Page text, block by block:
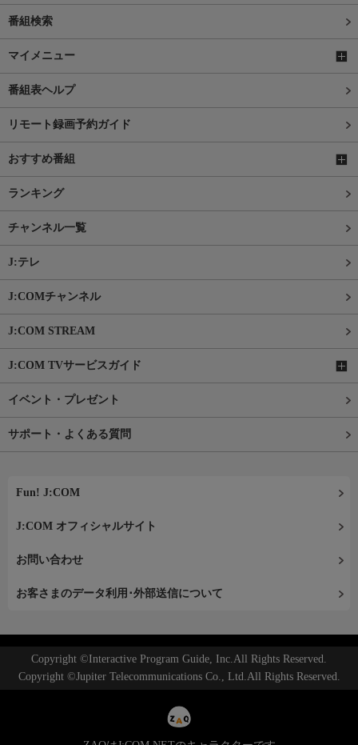
番組検索
マイメニュー
番組表ヘルプ
リモート録画予約ガイド
おすすめ番組
ランキング
チャンネル一覧
J:テレ
J:COMチャンネル
J:COM STREAM
J:COM TVサービスガイド
イベント・プレゼント
サポート・よくある質問
Fun! J:COM
J:COM オフィシャルサイト
お問い合わせ
お客さまのデータ利用･外部送信について
Copyright ©Interactive Program Guide, Inc.All Rights Reserved.
Copyright ©Jupiter Telecommunications Co., Ltd.All Rights Reserved.